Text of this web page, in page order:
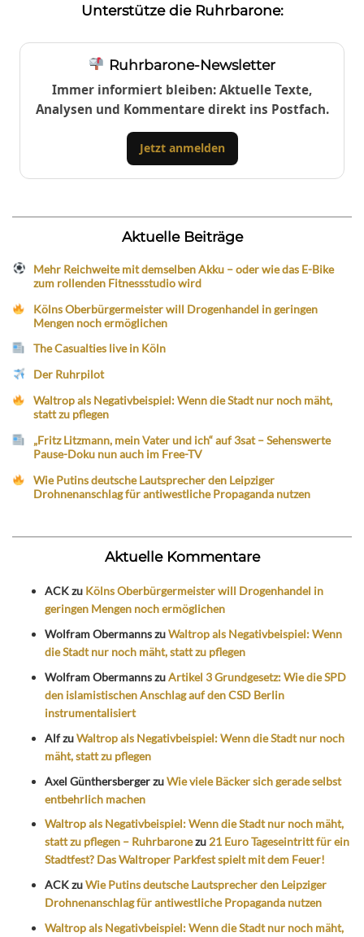
Unterstütze die Ruhrbarone:
Ruhrbarone-Newsletter
Immer informiert bleiben: Aktuelle Texte,
Analysen und Kommentare direkt ins Postfach.
Jetzt anmelden
Aktuelle Beiträge
Mehr Reichweite mit demselben Akku – oder wie das E-Bike
zum rollenden Fitnessstudio wird
Kölns Oberbürgermeister will Drogenhandel in geringen
Mengen noch ermöglichen
The Casualties live in Köln
Der Ruhrpilot
Waltrop als Negativbeispiel: Wenn die Stadt nur noch mäht,
statt zu pflegen
„Fritz Litzmann, mein Vater und ich“ auf 3sat – Sehenswerte
Pause-Doku nun auch im Free-TV
Wie Putins deutsche Lautsprecher den Leipziger
Drohnenanschlag für antiwestliche Propaganda nutzen
Aktuelle Kommentare
ACKzu Kölns Oberbürgermeister will Drogenhandel in
geringen Mengen noch ermöglichen
Wolfram ObermannszuWaltrop als Negativbeispiel: Wenn
die Stadt nur noch mäht, statt zu pflegen
Wolfram ObermannszuArtikel 3 Grundgesetz: Wie die SPD
den islamistischen Anschlag auf den CSD Berlin
instrumentalisiert
AlfzuWaltrop als Negativbeispiel: Wenn die Stadt nur noch
mäht, statt zu pflegen
Axel GünthersbergerzuWie viele Bäcker sich gerade selbst
entbehrlich machen
Waltrop als Negativbeispiel: Wenn die Stadt nur noch mäht,
statt zu pflegen – Ruhrbaronezu21 Euro Tageseintritt für ein
Stadtfest? Das Waltroper Parkfest spielt mit dem Feuer!
ACKzuWie Putins deutsche Lautsprecher den Leipziger
Drohnenanschlag für antiwestliche Propaganda nutzen
Waltrop als Negativbeispiel: Wenn die Stadt nur noch mäht,